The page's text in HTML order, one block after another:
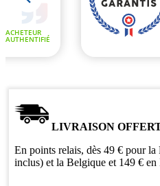
LIVRAISON
En points relais, dès 49 € pour
inclus) et la Belgique et 149 €